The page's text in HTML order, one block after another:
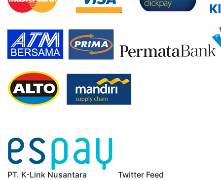
PT. K-Link Nusantara
Twitter Feed